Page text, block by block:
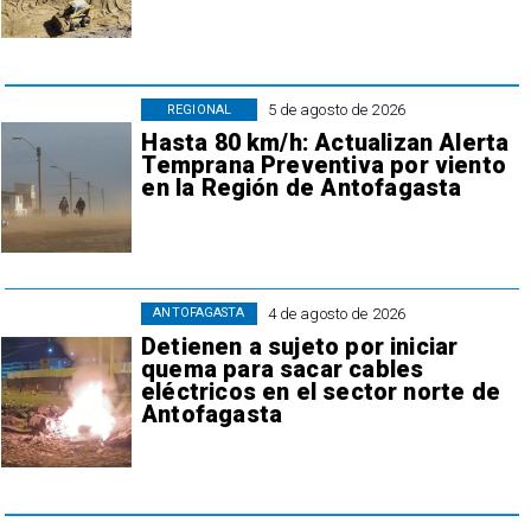
5 de agosto de 2026
Hasta 80 km/h: Actualizan Alerta
Temprana Preventiva por viento
en la Región de Antofagasta
REGIONAL
4 de agosto de 2026
Detienen a sujeto por iniciar
quema para sacar cables
eléctricos en el sector norte de
Antofagasta
ANTOFAGASTA